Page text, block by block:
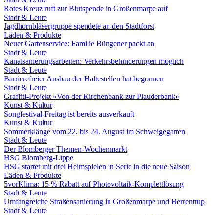
Rotes Kreuz ruft zur Blutspende in Großenmarpe auf
Stadt & Leute
Jagdhornbläsergruppe spendete an den Stadtforst
Läden & Produkte
Neuer Gartenservice: Familie Büngener packt an
Stadt & Leute
Kanalsanierungsarbeiten: Verkehrsbehinderungen möglich
Stadt & Leute
Barrierefreier Ausbau der Haltestellen hat begonnen
Stadt & Leute
Graffiti-Projekt »Von der Kirchenbank zur Plauderbank«
Kunst & Kultur
Songfestival-Freitag ist bereits ausverkauft
Kunst & Kultur
Sommerklänge vom 22. bis 24. August im Schweigegarten
Stadt & Leute
Der Blomberger Themen-Wochenmarkt
HSG Blomberg-Lippe
HSG startet mit drei Heimspielen in Serie in die neue Saison
Läden & Produkte
5vorKlima: 15 % Rabatt auf Photovoltaik-Komplettlösung
Stadt & Leute
Umfangreiche Straßensanierung in Großenmarpe und Herrentrup
Stadt & Leute